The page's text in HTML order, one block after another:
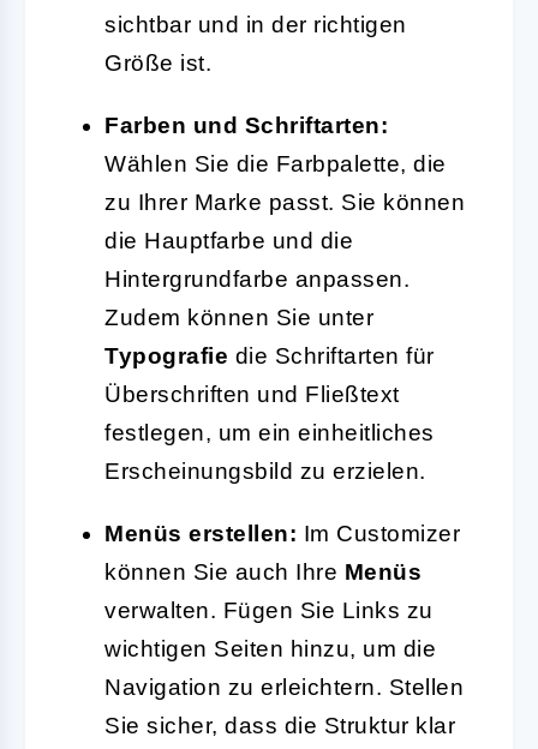
sichtbar und in der richtigen
Größe ist.
Farben und Schriftarten:
Wählen Sie die Farbpalette, die
zu Ihrer Marke passt. Sie können
die Hauptfarbe und die
Hintergrundfarbe anpassen.
Zudem können Sie unter
Typografie die Schriftarten für
Überschriften und Fließtext
festlegen, um ein einheitliches
Erscheinungsbild zu erzielen.
Menüs erstellen: Im Customizer
können Sie auch Ihre Menüs
verwalten. Fügen Sie Links zu
wichtigen Seiten hinzu, um die
Navigation zu erleichtern. Stellen
Sie sicher, dass die Struktur klar